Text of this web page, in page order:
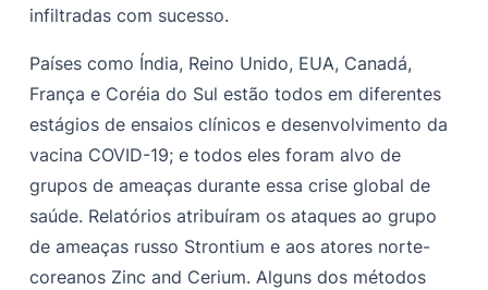
infiltradas com sucesso.
Países como Índia, Reino Unido, EUA, Canadá,
França e Coréia do Sul estão todos em diferentes
estágios de ensaios clínicos e desenvolvimento da
vacina COVID-19; e todos eles foram alvo de
grupos de ameaças durante essa crise global de
saúde. Relatórios atribuíram os ataques ao grupo
de ameaças russo Strontium e aos atores norte-
coreanos Zinc and Cerium. Alguns dos métodos